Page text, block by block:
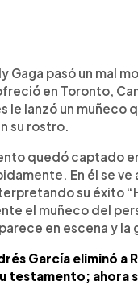
artículo
Gaga pasó un mal
en Toronto,
le lanzó un muñeco
su rostro.
quedó captado
En él se ve
su éxito
el muñeco del
en escena y la
García eliminó a
testamento; ahora